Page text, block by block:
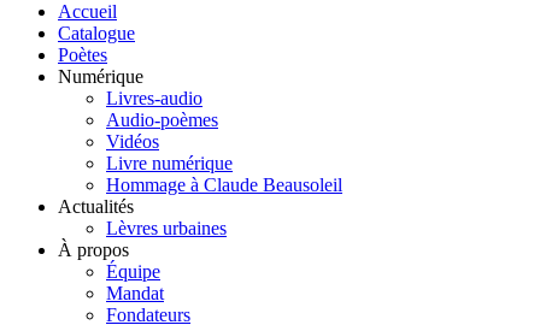
Accueil
Catalogue
Poètes
Numérique
Livres-audio
Audio-poèmes
Vidéos
Livre numérique
Hommage à Claude Beausoleil
Actualités
Lèvres urbaines
À propos
Équipe
Mandat
Fondateurs